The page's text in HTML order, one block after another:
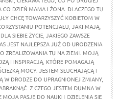
CO DZIEŃ MAMA I ŻONA. DLACZEGO TU
CHCĘ TOWARZYSZYĆ KOBIETOM W
POTENCJAŁU, JAKI MAJĄ,
SIEBIE ŻYCIE, JAKIEGO ZAWSZE
JEST NAJLEPSZA JUŻ OD URODZENIA
ZREALIZOWANIA TU NA ZIEMI. MOJĄ
I INSPIRACJĄ, KTÓRE POMAGAJĄ
MOCY. JESTEM SŁUCHAJĄCĄ I
W DRODZE DO UPRAGNIONEJ ZMIANY,
Z CZEGO JESTEM DUMNA W
PASJĘ DO NAUKI I DZIELENIA SIĘ